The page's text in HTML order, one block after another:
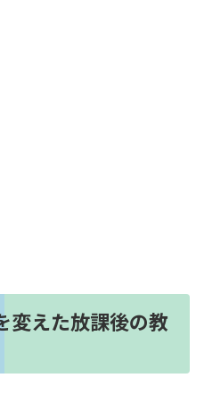
変えた放課後の教